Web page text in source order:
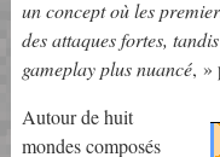
un concept où les
des attaques fortes,
gameplay plus nuancé, »
Autour de huit
mondes composés